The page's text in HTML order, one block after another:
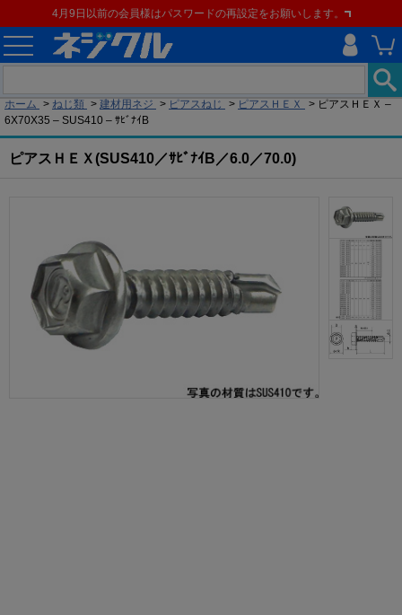
4月9日以前の会員様はパスワードの再設定をお願いします。
ホーム > ねじ類 > 建材用ネジ > ピアスねじ > ピアスＨＥＸ > ピアスＨＥＸ –
6X70X35 – SUS410 – ｻﾋﾞﾅｲB
ピアスＨＥＸ(SUS410／ｻﾋﾞﾅｲB／6.0／70.0)